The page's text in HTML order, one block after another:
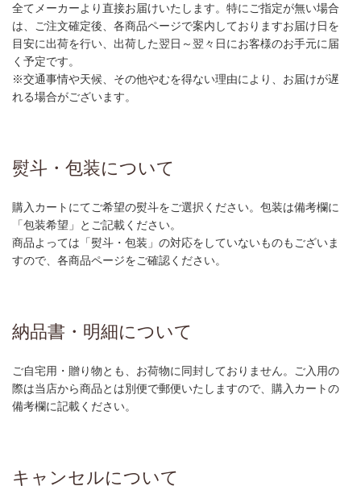
全てメーカーより直接お届けいたします。特にご指定が無い場合
は、ご注文確定後、各商品ページで案内しておりますお届け日を
目安に出荷を行い、出荷した翌日～翌々日にお客様のお手元に届
く予定です。
※交通事情や天候、その他やむを得ない理由により、お届けが遅
れる場合がございます。
熨斗・包装について
購入カートにてご希望の熨斗をご選択ください。包装は備考欄に
「包装希望」とご記載ください。
商品よっては「熨斗・包装」の対応をしていないものもございま
すので、各商品ページをご確認ください。
納品書・明細について
ご自宅用・贈り物とも、お荷物に同封しておりません。ご入用の
際は当店から商品とは別便で郵便いたしますので、購入カートの
備考欄に記載ください。
キャンセルについて